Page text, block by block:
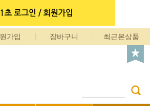
가입 장바구니 최근본상품